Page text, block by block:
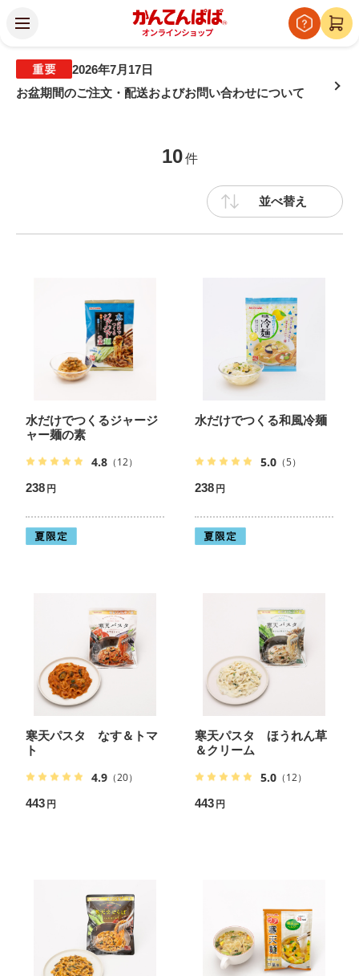
2026年7月17日
お盆期間のご注文・配送およびお問い合わせについて
10 件
並べ替え
水だけでつくるジャージ
ャー麺の素
4.8 （12）
238 円
水だけでつくる和風冷麺
5.0 （5）
238 円
寒天パスタ なす＆トマ
ト
4.9 （20）
443 円
寒天パスタ ほうれん草
＆クリーム
5.0 （12）
443 円